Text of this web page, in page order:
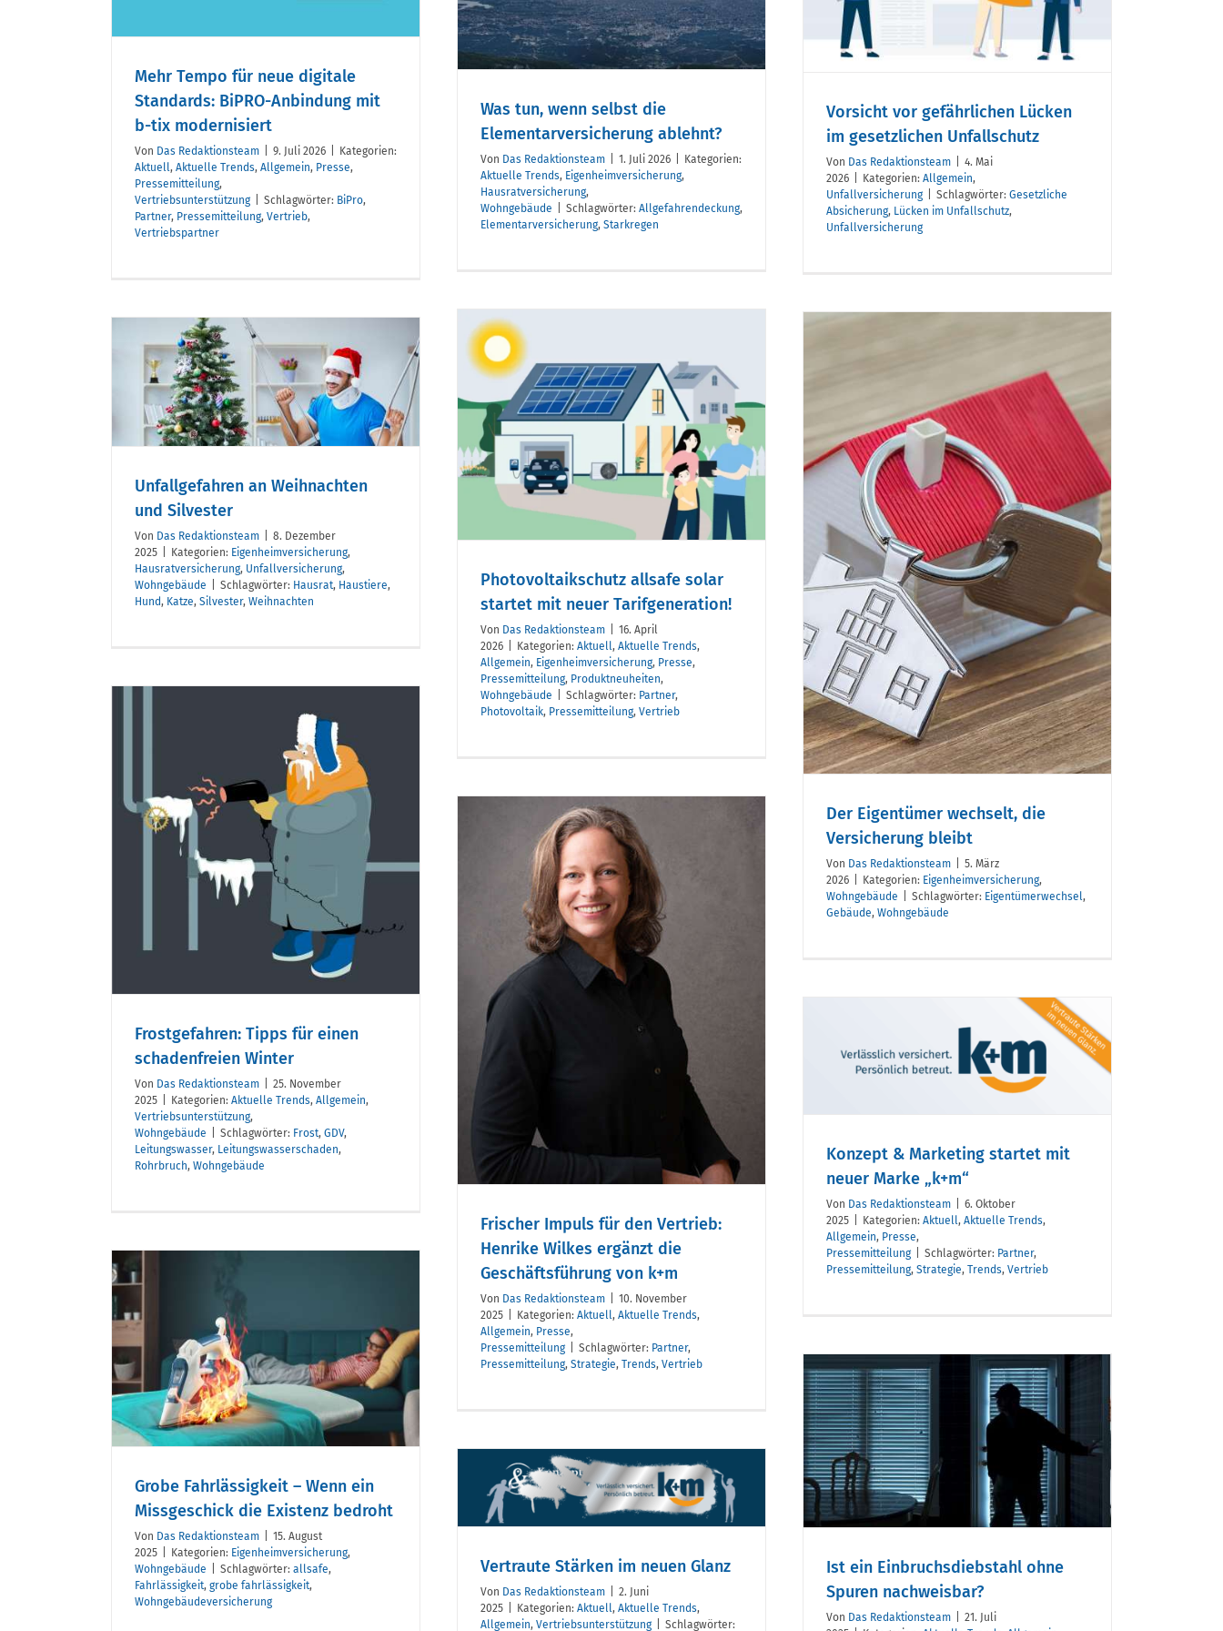
Mehr Tempo für neue digitale
Standards: BiPRO-Anbindung mit
b-tix modernisiert
Von Das Redaktionsteam 9. Juli 2026
Kategorien:
Aktuell, Aktuelle Trends, Allgemein, Presse,
Pressemitteilung,
Vertriebsunterstützung
Schlagwörter: BiPro,
Partner, Pressemitteilung, Vertrieb,
Vertriebspartner
Was tun, wenn selbst die
Elementarversicherung ablehnt?
Von Das Redaktionsteam 1. Juli 2026
Kategorien:
Aktuelle Trends, Eigenheimversicherung,
Hausratversicherung,
Wohngebäude
Schlagwörter: Allgefahrendeckung,
Elementarversicherung, Starkregen
Unfallschutz
Vorsicht vor gefährlichen Lücken
im gesetzlichen Unfallschutz
Von Das Redaktionsteam
4. Mai
2026
Kategorien: Allgemein,
Unfallversicherung
Schlagwörter: Gesetzliche
Absicherung, Lücken im Unfallschutz,
Unfallversicherung
Photovoltaikschutz
allsafe solar startet mit
Photovoltaikschutz allsafe solar
startet mit neuer Tarifgeneration!
Von Das Redaktionsteam
16. April
2026
Kategorien: Aktuell, Aktuelle Trends,
Allgemein, Eigenheimversicherung, Presse,
Pressemitteilung, Produktneuheiten,
Wohngebäude
Schlagwörter: Partner,
Photovoltaik, Pressemitteilung, Vertrieb
Der Eigentümer
wechselt, die
Versicherung bleibt
Der Eigentümer wechselt, die
Versicherung bleibt
Von Das Redaktionsteam
5. März
2026
Kategorien: Eigenheimversicherung,
Wohngebäude
Schlagwörter: Eigentümerwechsel,
Gebäude, Wohngebäude
Unfallgefahren an Weihnachten
und Silvester
Von Das Redaktionsteam
8. Dezember
2025
Kategorien: Eigenheimversicherung,
Hausratversicherung, Unfallversicherung,
Wohngebäude
Schlagwörter: Hausrat, Haustiere,
Hund, Katze, Silvester, Weihnachten
Frostgefahren: Tipps für einen
schadenfreien Winter
Von Das Redaktionsteam
25. November
2025
Kategorien: Aktuelle Trends, Allgemein,
Vertriebsunterstützung,
Wohngebäude
Schlagwörter: Frost, GDV,
Leitungswasser, Leitungswasserschaden,
Rohrbruch, Wohngebäude
Frischer Impuls für den
Vertrieb: Henrike Wilkes
ergänzt die
Geschäftsführung von
k+m
Frischer Impuls für den Vertrieb:
Henrike Wilkes ergänzt die
Geschäftsführung von k+m
Von Das Redaktionsteam
10. November
2025
Kategorien: Aktuell, Aktuelle Trends,
Allgemein, Presse,
Pressemitteilung
Schlagwörter: Partner,
Pressemitteilung, Strategie, Trends, Vertrieb
Konzept & Marketing
startet mit neuer Marke
Konzept & Marketing startet mit
neuer Marke „k+m“
Von Das Redaktionsteam
6. Oktober
2025
Kategorien: Aktuell, Aktuelle Trends,
Allgemein, Presse,
Pressemitteilung
Schlagwörter: Partner,
Pressemitteilung, Strategie, Trends, Vertrieb
Grobe Fahrlässigkeit – Wenn ein
Missgeschick die Existenz bedroht
Von Das Redaktionsteam
15. August
2025
Kategorien: Eigenheimversicherung,
Wohngebäude
Schlagwörter: allsafe,
Fahrlässigkeit, grobe fahrlässigkeit,
Wohngebäudeversicherung
ohne Spuren
nachweisbar?
Ist ein Einbruchsdiebstahl ohne
Spuren nachweisbar?
Von Das Redaktionsteam
21. Juli
Vertraute Stärken im
neuen Glanz
Vertraute Stärken im neuen Glanz
Von Das Redaktionsteam
2. Juni
2025
Kategorien: Aktuell, Aktuelle Trends,
Allgemein, Vertriebsunterstützung
Schlagwörter: